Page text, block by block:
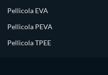
Pellicola EVA
Pellicola PEVA
Pellicola TPEE